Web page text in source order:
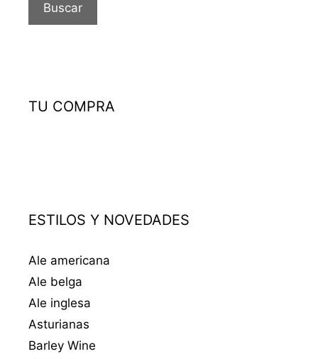
Buscar
TU COMPRA
ESTILOS Y NOVEDADES
Ale americana
Ale belga
Ale inglesa
Asturianas
Barley Wine